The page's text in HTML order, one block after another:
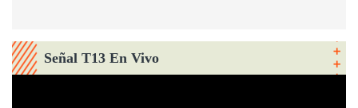
Señal T13 En Vivo